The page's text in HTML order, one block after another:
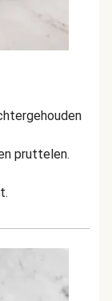
pruttelen.